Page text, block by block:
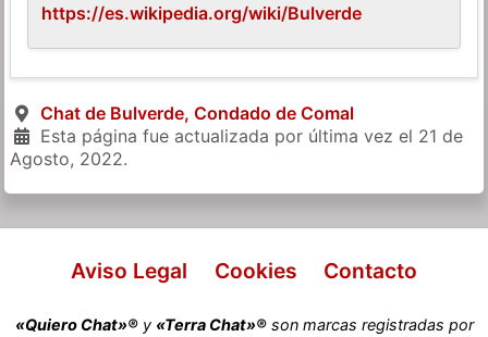
https://es.wikipedia.org/wiki/Bulverde
Chat de Bulverde, Condado de Comal
Esta página fue actualizada por última vez el 21 de
Agosto, 2022.
Aviso Legal Cookies Contacto
«Quiero Chat»®y «Terra Chat»®son marcas registradas por